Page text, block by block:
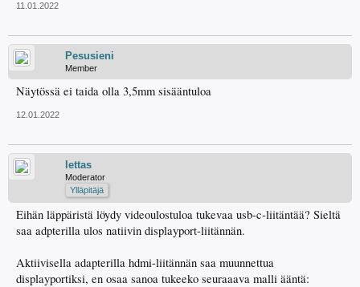
11.01.2022
Pesusieni
Member
Näytössä ei taida olla 3,5mm sisääntuloa
12.01.2022
lettas
Moderator
Ylläpitäjä
Eihän läppäristä löydy videoulostuloa tukevaa usb-c-liitäntää? Sieltä
saa adpterilla ulos natiivin displayport-liitännän.
Aktiivisella adapterilla hdmi-liitännän saa muunnettua
displayportiksi, en osaa sanoa tukeeko seuraaava malli ääntä: